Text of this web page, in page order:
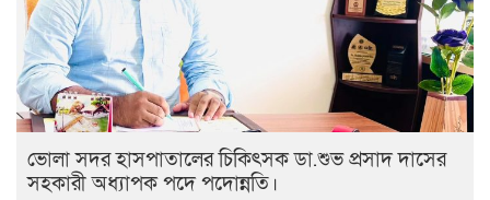
ভোলা সদর হাসপাতালের চিকিৎসক ডা.শুভ প্রসাদ দাসের
সহকারী অধ্যাপক পদে পদোন্নতি।